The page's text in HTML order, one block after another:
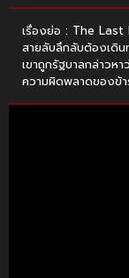
เรื่องย่อ : The Last
สายลับลึกลับต้องเดิน
เขาถูกรัฐบาลกล่าวห
ความผิดพลาดของข้า